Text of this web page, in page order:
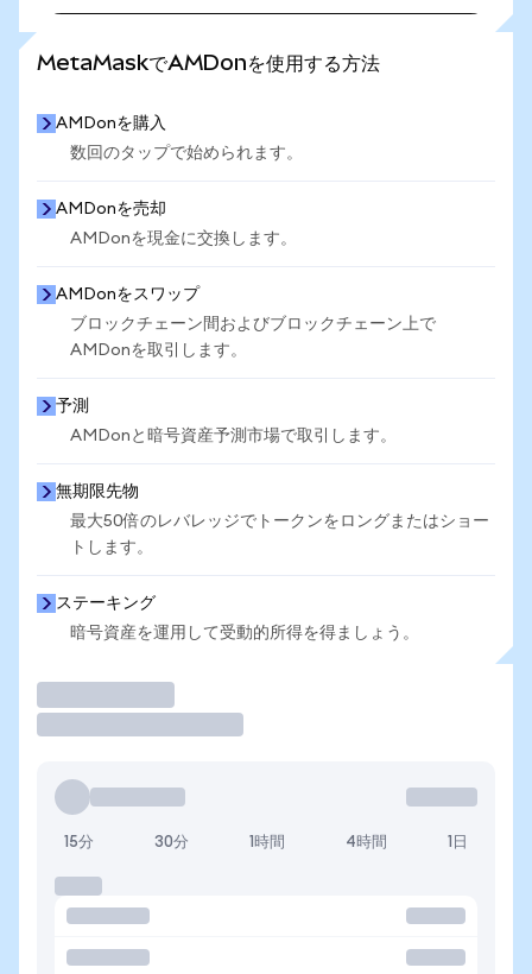
MetaMaskでAMDonを使用する方法
AMDonを購入
数回のタップで始められます。
AMDonを売却
AMDonを現金に交換します。
AMDonをスワップ
ブロックチェーン間およびブロックチェーン上で
AMDonを取引します。
予測
AMDonと暗号資産予測市場で取引します。
無期限先物
最大50倍のレバレッジでトークンをロングまたはショー
トします。
ステーキング
暗号資産を運用して受動的所得を得ましょう。
15分 30分 1時間 4時間 1日